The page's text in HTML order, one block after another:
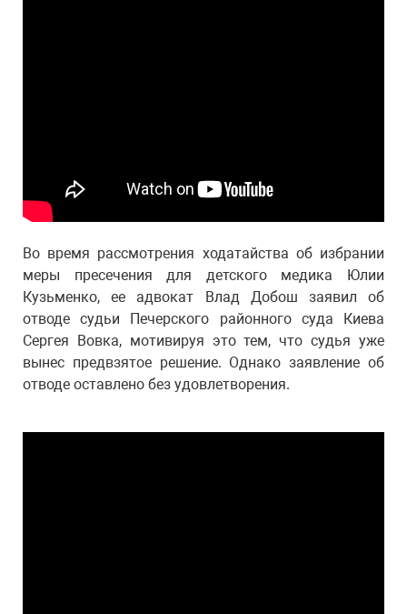
Во время рассмотрения ходатайства об избрании
меры пресечения для детского медика Юлии
Кузьменко, ее адвокат Влад Добош заявил об
отводе судьи Печерского районного суда Киева
Сергея Вовка, мотивируя это тем, что судья уже
вынес предвзятое решение. Однако заявление об
отводе оставлено без удовлетворения.